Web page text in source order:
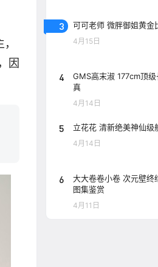
因
3 可可老师 微胖御姐黄金
4月15日
4
GMS高末淑 177cm顶
真
4月14日
5 立花花 清新绝美神仙级
4月14日
6
大大卷卷小卷 次元壁终
图集鉴赏
4月11日